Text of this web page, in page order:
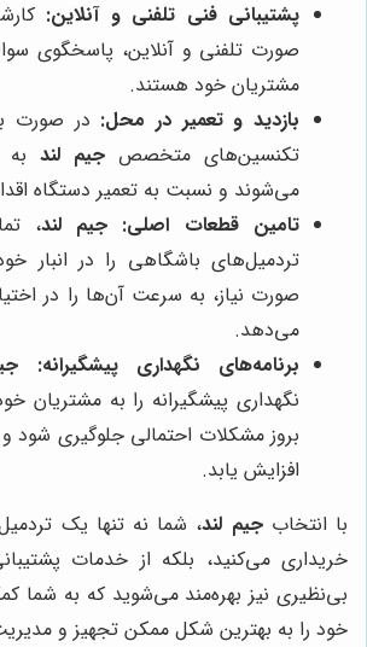
پشتیبانی فنی تلفنی و آنلاین:
صورت تلفنی و آنلاین، پاسخگوی
مشتریان خود هستند.
بازدید و تعمیر در محل: در صورت
تکنسین‌های متخصص جیم لند
می‌شوند و نسبت به تعمیر دستگاه
تامین قطعات اصلی: جیم لند،
تردمیل‌های باشگاهی را در انبار
صورت نیاز، به سرعت آن‌ها را در
می‌دهد.
برنامه‌های نگهداری پیشگیرانه:
نگهداری پیشگیرانه را به مشتریان
بروز مشکلات احتمالی جلوگیری شود
افزایش یابد.
با انتخابجیم لند، شما نه تنها یک
خریداری می‌کنید، بلکه از خدمات
بی‌نظیری نیز بهره‌مند می‌شوید که به شما
خود را به بهترین شکل ممکن تجهیز و